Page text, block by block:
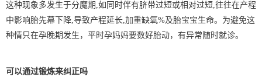
这种现象多发生于分魔期,如同时伴有脐带过短或相对过短,往往在产程
中影响胎先幕下降,导致产程延长,加重缺氧%及胎宝宝生命。为避免这
种情只在孕晚期发生，平时孕妈妈要数好胎动，有异常随时就诊。
可以通过锻炼来纠正吗